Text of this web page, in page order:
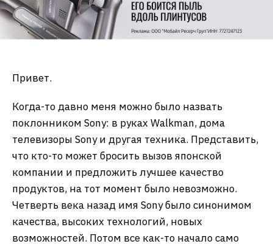
Привет.
Когда-то давно меня можно было назвать
поклонником Sony: в руках Walkman, дома
телевизоры Sony и другая техника. Представить,
что кто-то может бросить вызов японской
компании и предложить лучшее качество
продуктов, на тот момент было невозможно.
Четверть века назад имя Sony было синонимом
качества, высоких технологий, новых
возможностей. Потом все как-то начало само